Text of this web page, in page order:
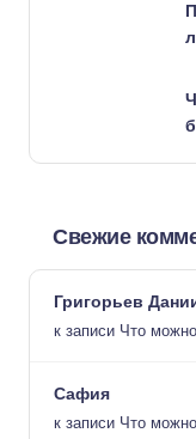
Свежие
Григорьев
к записи Что
Сафия
к записи Что